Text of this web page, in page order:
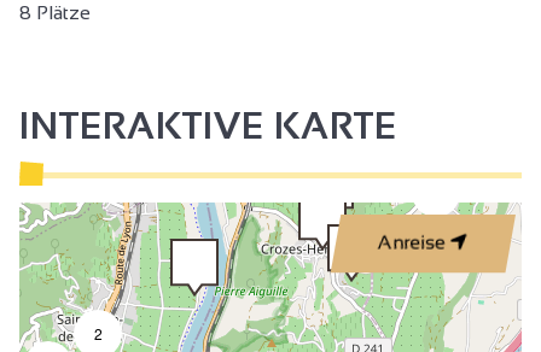
8 Plätze
INTERAKTIVE KARTE
Anreise
2